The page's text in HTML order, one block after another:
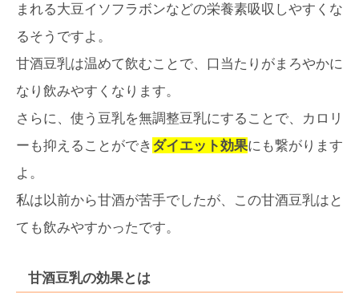
まれる大豆イソフラボンなどの栄養素吸収しやすくな
るそうですよ。
甘酒豆乳は温めて飲むことで、口当たりがまろやかに
なり飲みやすくなります。
さらに、使う豆乳を無調整豆乳にすることで、カロリ
ーも抑えることができ ダイエット効果にも繋がります
よ。
私は以前から甘酒が苦手でしたが、この甘酒豆乳はと
ても飲みやすかったです。
甘酒豆乳の効果とは